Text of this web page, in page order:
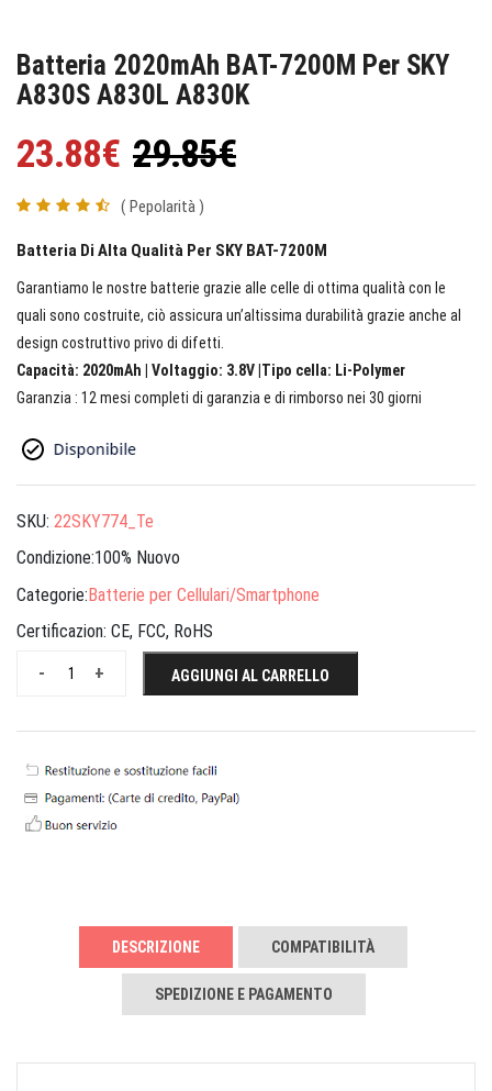
Batteria 2020mAh BAT-7200M Per SKY
A830S A830L A830K
23.88€ 29.85€
( Pepolarità )
Batteria Di Alta Qualità Per SKY BAT-7200M
Garantiamo le nostre batterie grazie alle celle di ottima qualità con le
quali sono costruite, ciò assicura un’altissima durabilità grazie anche al
design costruttivo privo di difetti.
Capacità: 2020mAh | Voltaggio: 3.8V |Tipo cella: Li-Polymer
Garanzia : 12 mesi completi di garanzia e di rimborso nei 30 giorni
SKU: 22SKY774_Te
Condizione:100% Nuovo
Categorie:Batterie per Cellulari/Smartphone
Certificazion: CE, FCC, RoHS
+
- AGGIUNGI AL CARRELLO
DESCRIZIONE COMPATIBILITÀ
SPEDIZIONE E PAGAMENTO